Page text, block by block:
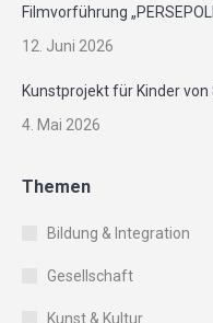
Filmvorführung
12. Juni 2026
Kunstprojekt für Kinder von
4. Mai 2026
Themen
Bildung & Integration
Gesellschaft
Kunst & Kultur